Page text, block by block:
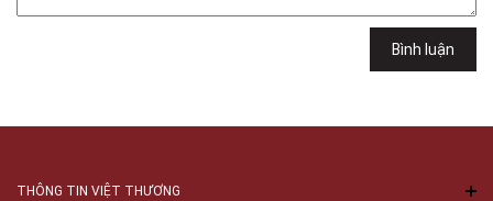
Bình luận
THÔNG TIN VIỆT THƯƠNG